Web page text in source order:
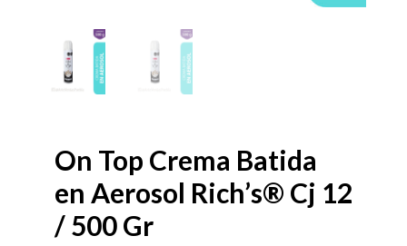
On Top Crema Batida
en Aerosol Rich’s® Cj 12
/ 500 Gr